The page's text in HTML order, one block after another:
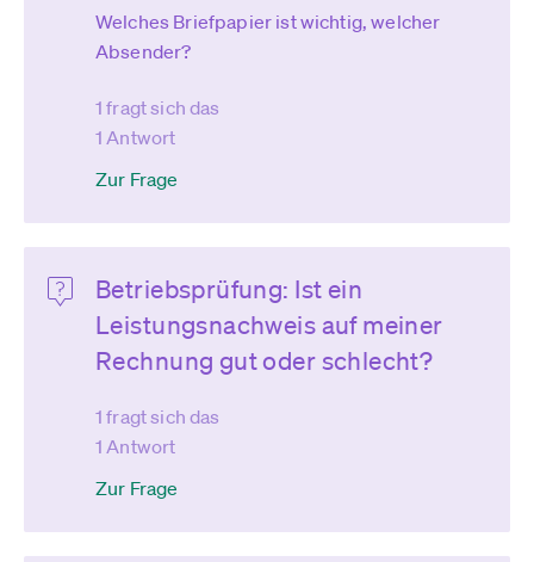
Welches Briefpapier ist wichtig, welcher
Absender?
1 fragt sich das
1 Antwort
Zur Frage
Betriebsprüfung: Ist ein
Leistungsnachweis auf meiner
Rechnung gut oder schlecht?
1 fragt sich das
1 Antwort
Zur Frage